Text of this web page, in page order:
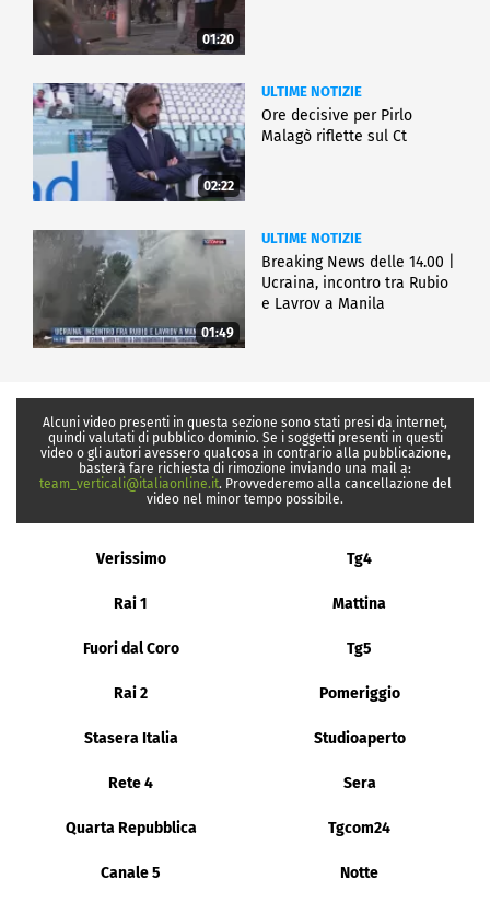
01:20
02:22
ULTIME NOTIZIE
Ore decisive per Pirlo
Malagò riflette sul Ct
01:49
ULTIME NOTIZIE
Breaking News delle 14.00 |
Ucraina, incontro tra Rubio
e Lavrov a Manila
Alcuni video presenti in questa sezione sono stati presi da internet,
quindi valutati di pubblico dominio. Se i soggetti presenti in questi
video o gli autori avessero qualcosa in contrario alla pubblicazione,
basterà fare richiesta di rimozione inviando una mail a:
team_verticali@italiaonline.it. Provvederemo alla cancellazione del
video nel minor tempo possibile.
Verissimo Tg4
Rai 1 Mattina
Fuori dal Coro Tg5
Rai 2 Pomeriggio
Stasera Italia Studioaperto
Rete 4 Sera
Quarta Repubblica Tgcom24
Canale 5 Notte